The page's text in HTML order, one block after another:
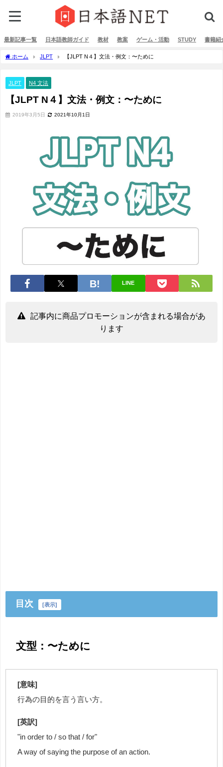
最新記事一覧 日本語教師ガイド 教材 教案 ゲーム・活動 STUDY 書籍紹
ホーム JLPT 【JLPT N４】文法・例文：〜ために
JLPT N4 文法
【JLPT N４】文法・例文：〜ために
2019年3月5日 2021年10月1日
LINE
記事内に商品プロモーションが含まれる場合があ
ります
目次 [表示]
文型：〜ために
[意味]
行為の目的を言う言い方。
[英訳]
"in order to / so that / for"
A way of saying the purpose of an action.